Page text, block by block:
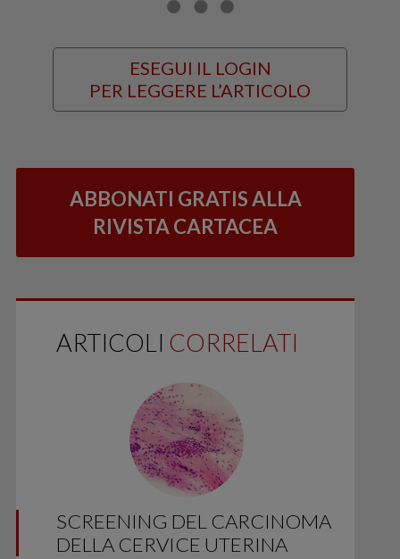
ESEGUI IL LOGIN
PER LEGGERE L’ARTICOLO
ABBONATI GRATIS ALLA
RIVISTA CARTACEA
ARTICOLI CORRELATI
SCREENING DEL CARCINOMA
DELLA CERVICE UTERINA